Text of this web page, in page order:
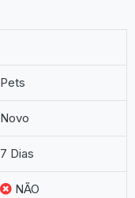
Pets
Novo
7 Dias
NÃO